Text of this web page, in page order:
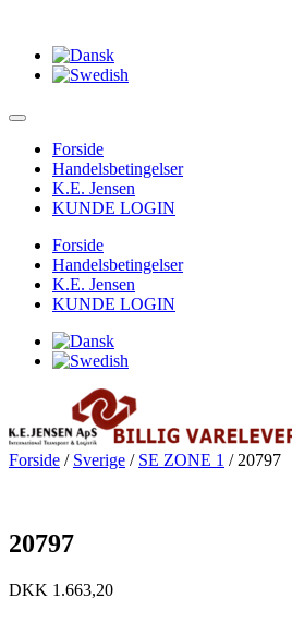
Forside
Handelsbetingelser
K.E. Jensen
KUNDE LOGIN
Forside
Handelsbetingelser
K.E. Jensen
KUNDE LOGIN
Forside / Sverige / SE ZONE 1 / 20797
20797
DKK 1.663,20